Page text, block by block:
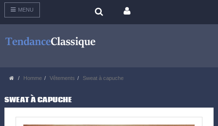
MENU
Homme Vêtements Sweat à capuche
SWEAT À CAPUCHE